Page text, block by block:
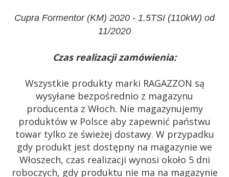
Cupra Formentor (KM) 2020 - 1.5TSI (110kW) od
11/2020
Czas realizacji zamówienia:
Wszystkie produkty marki RAGAZZON są
wysyłane bezpośrednio z magazynu
producenta z Włoch. Nie magazynujemy
produktów w Polsce aby zapewnić państwu
towar tylko ze świeżej dostawy. W przypadku
gdy produkt jest dostępny na magazynie we
Włoszech, czas realizacji wynosi około 5 dni
roboczych, gdy produktu nie ma na magazynie